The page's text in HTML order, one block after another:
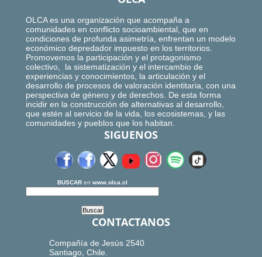
OLCA es una organización que acompaña a
comunidades en conflicto socioambiental, que en
condiciones de profunda asimetría, enfrentan un modelo
económico depredador impuesto en los territorios.
Promovemos la participación y el protagonismo
colectivo, la sistematización y el intercambio de
experiencias y conocimientos, la articulación y el
desarrollo de procesos de valoración identitaria, con una
perspectiva de género y de derechos. De esta forma
incidir en la construcción de alternativas al desarrollo,
que estén al servicio de la vida, los ecosistemas, y las
comunidades y pueblos que los habitan.
SIGUENOS
BUSCAR en www.olca.cl
CONTACTANOS
Compañía de Jesús 2540
Santiago, Chile.